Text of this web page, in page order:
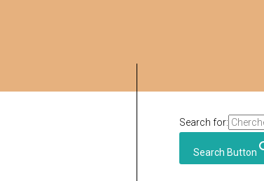
Search for:
Search Button